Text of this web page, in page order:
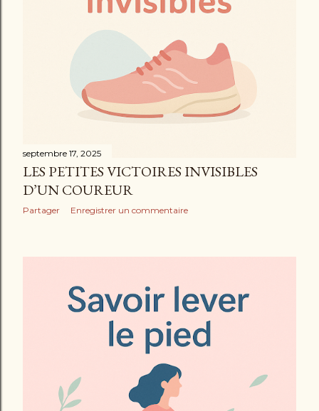
septembre 17, 2025
LES PETITES VICTOIRES INVISIBLES
D’UN COUREUR
Partager Enregistrer un commentaire